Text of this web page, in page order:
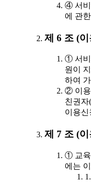
④ 서비
에 관
제 6 조 (
① 서비
원이
하여
② 이용
친권자
이용신
제 7 조 (
① 교육
에는